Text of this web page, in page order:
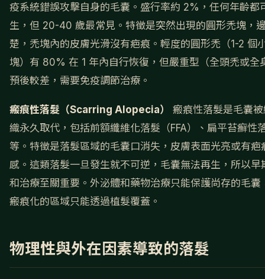
疫系統錯誤攻擊自身的毛囊。盛行率約 2%，任何年齡都
生，但 20-40 歲最常見。特徵是突然出現的圓形禿塊，
楚，禿塊內的皮膚光滑沒有疤痕。輕度的圓形禿（1-2 個
塊）有 80% 在 1 年內自行恢復，但嚴重型（全頭禿或全
預後較差，需要免疫調節治療。
瘢痕性落髮（Scarring Alopecia）
瘢痕性落髮是毛囊
織永久取代，包括前額纖維化落髮（FFA）、扁平苔癬性
等。特徵是落髮區域的毛囊口消失，皮膚表面光亮或有疤
感。這類落髮一旦發生就不可逆，毛囊無法再生，所以早
和治療至關重要。外泌體和藥物治療只能保護尚存的毛囊
瘢痕化的區域只能透過植髮覆蓋。
物理性與外在因素導致的落髮